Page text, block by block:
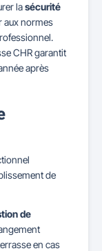
lasécurité
aux normes
CHR garantit
après
de
de
en cas